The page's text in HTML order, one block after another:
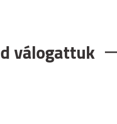
válogattuk